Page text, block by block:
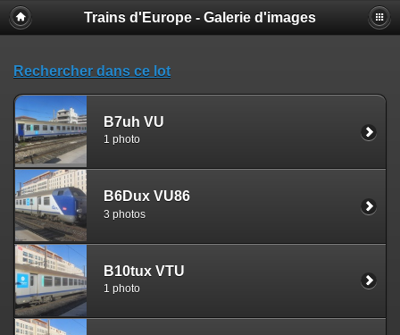
Trains d'Europe - Galerie d'images
Rechercher dans ce lot
B7uh VU
1 photo
B6Dux VU86
3 photos
B10tux VTU
1 photo